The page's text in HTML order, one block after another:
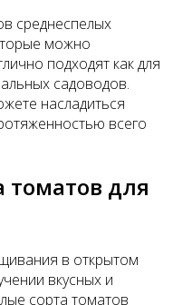
среднеспелых
можно
подходят как для
садоводов.
насладиться
всего
томатов для
в открытом
вкусных и
сорта томатов